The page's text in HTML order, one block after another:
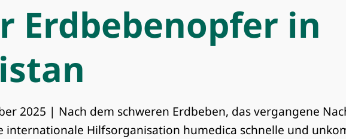
Erdbebenopfer in
2025 | Nach dem schweren Erdbeben, das vergangene
internationale Hilfsorganisation humedica schnelle und